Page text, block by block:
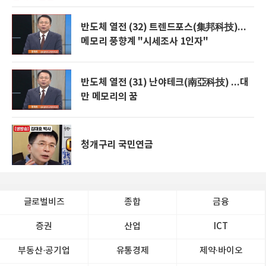
반도체 열전 (32) 트렌드포스(集邦科技)...
메모리 풍향계 "시세조사 1인자"
반도체 열전 (31) 난야테크(南亞科技) ...대
만 메모리의 꿈
청개구리 국민연금
글로벌비즈 종합 금융
증권 산업 ICT
부동산·공기업 유통경제 제약∙바이오